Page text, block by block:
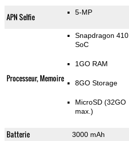
APN Selfie 5-MP
Processeur, Memoire
Snapdragon 410
SoC
1GO RAM
8GO Storage
MicroSD (32GO
max.)
Batterie 3000 mAh